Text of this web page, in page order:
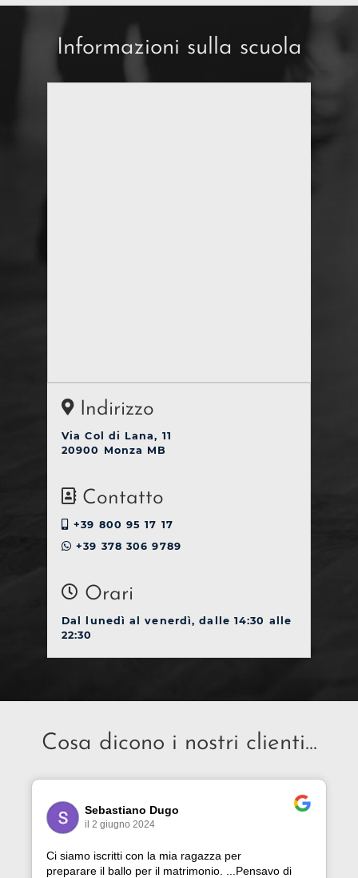
Informazioni sulla scuola
Indirizzo
Via Col di Lana, 11
20900 Monza MB
Contatto
+39 800 95 17 17
+39 378 306 9789
Orari
Dal lunedì al venerdì, dalle 14:30 alle
22:30
Cosa dicono i nostri clienti...
Sebastiano Dugo
il 2 giugno 2024
Ci siamo iscritti con la mia ragazza per
preparare il ballo per il matrimonio. ...Pensavo di